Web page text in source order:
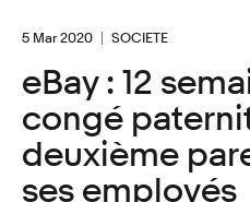
5 Mar 2020 SOCIETE
eBay : 12
congé
deuxième
ses employés